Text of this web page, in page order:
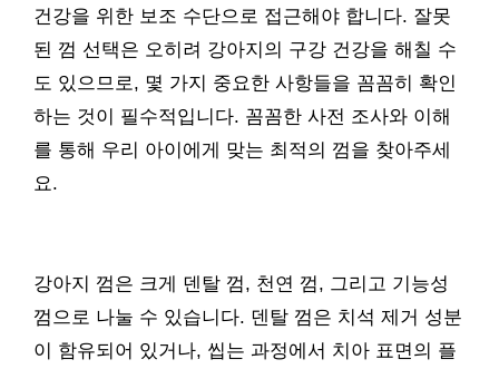
건강을 위한 보조 수단으로 접근해야 합니다. 잘못
된 껌 선택은 오히려 강아지의 구강 건강을 해칠 수
도 있으므로, 몇 가지 중요한 사항들을 꼼꼼히 확인
하는 것이 필수적입니다. 꼼꼼한 사전 조사와 이해
를 통해 우리 아이에게 맞는 최적의 껌을 찾아주세
요.
강아지 껌은 크게 덴탈 껌, 천연 껌, 그리고 기능성
껌으로 나눌 수 있습니다. 덴탈 껌은 치석 제거 성분
이 함유되어 있거나, 씹는 과정에서 치아 표면의 플